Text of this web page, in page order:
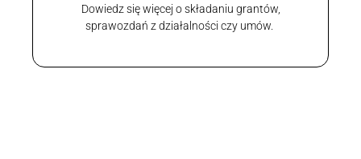
Dowiedz się więcej o składaniu grantów,
sprawozdań z działalności czy umów.